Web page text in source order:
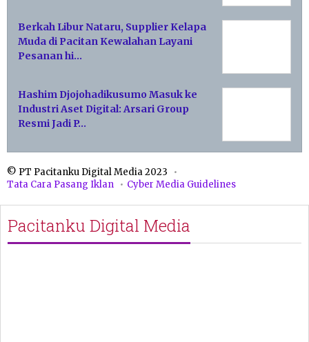
Berkah Libur Nataru, Supplier Kelapa
Muda di Pacitan Kewalahan Layani
Pesanan hi…
Hashim Djojohadikusumo Masuk ke
Industri Aset Digital: Arsari Group
Resmi Jadi P…
© PT Pacitanku Digital Media 2023
Tata Cara Pasang Iklan
Cyber Media Guidelines
Pacitanku Digital Media